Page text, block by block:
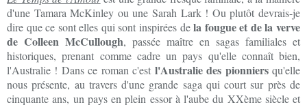
d'une Tamara McKinley ou une Sarah Lark ! Ou plutôt devrais-je
dire que ce sont elles qui sont inspirées dela fougue et de la verve
de Colleen McCullough, passée maître en sagas familiales et
historiques, prenant comme cadre un pays qu'elle connaît bien,
l'Australie ! Dans ce roman c'est l'Australie des pionniersqu'elle
nous présente, au travers d'une grande saga qui court sur près de
cinquante ans, un pays en plein essor à l'aube du XXème siècle et